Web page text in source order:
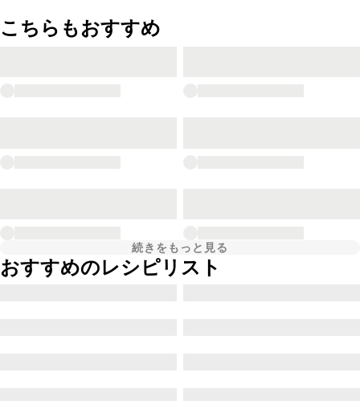
こちらもおすすめ
続きをもっと見る
おすすめのレシピリスト